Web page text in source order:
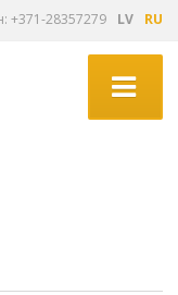
+371-28357279 LV RU